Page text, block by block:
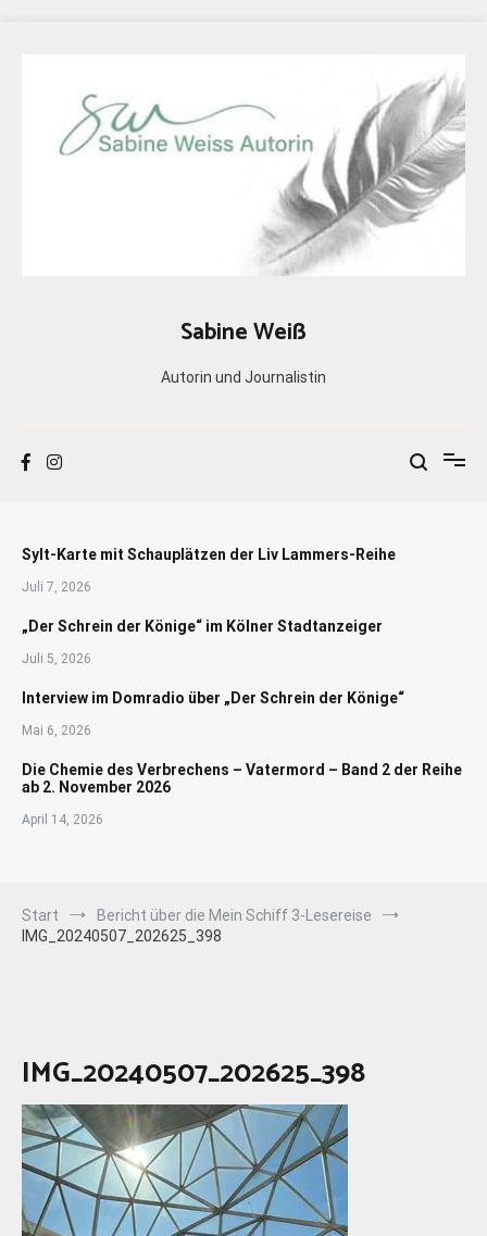
Sabine Weiß
Autorin und Journalistin
Sylt-Karte mit Schauplätzen der Liv Lammers-Reihe
Juli 7, 2026
„Der Schrein der Könige“ im Kölner Stadtanzeiger
Juli 5, 2026
Interview im Domradio über „Der Schrein der Könige“
Mai 6, 2026
Die Chemie des Verbrechens – Vatermord – Band 2 der Reihe
ab 2. November 2026
April 14, 2026
Start
Bericht über die Mein Schiff 3-Lesereise
IMG_20240507_202625_398
IMG_20240507_202625_398